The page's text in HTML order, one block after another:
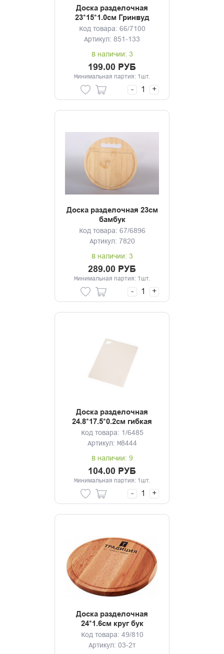
Доска разделочная
23*15*1.0см Гринвуд
бамбук
Код товара: 66/7100
Артикул: 851-133
В наличии: 3
199.00 РУБ
Минимальная партия: 1шт.
- +
Доска разделочная 23см
бамбук
Код товара: 67/6896
Артикул: 7820
В наличии: 3
289.00 РУБ
Минимальная партия: 1шт.
- +
Доска разделочная
24.8*17.5*0.2см гибкая
бежевый
Код товара: 1/6485
Артикул: М8444
В наличии: 9
104.00 РУБ
Минимальная партия: 1шт.
- +
Доска разделочная
24*1.6см круг бук
Традиция
Код товара: 49/810
Артикул: 03-2т